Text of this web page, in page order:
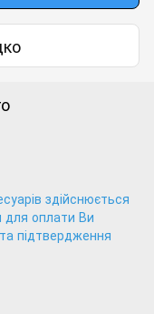
здійснюється
для оплати Ви
підтвердження